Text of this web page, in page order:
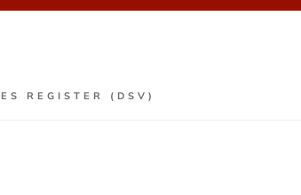
REGISTER (DSV)